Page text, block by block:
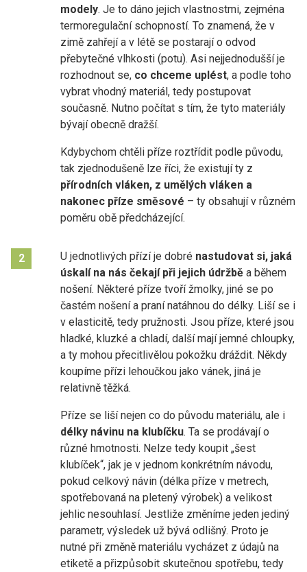
modely. Je to dáno jejich vlastnostmi, zejména
termoregulační schopností. To znamená, že v
zimě zahřejí a v létě se postarají o odvod
přebytečné vlhkosti (potu). Asi nejjednodušší je
rozhodnout se, co chceme uplést, a podle toho
vybrat vhodný materiál, tedy postupovat
současně. Nutno počítat s tím, že tyto materiály
bývají obecně dražší.
Kdybychom chtěli příze roztřídit podle původu,
tak zjednodušeně lze říci, že existují ty z
přírodních vláken, z umělých vláken a
nakonec příze směsové – ty obsahují v různém
poměru obě předcházející.
2 U jednotlivých přízí je dobré nastudovat si, jaká
úskalí na nás čekají při jejich údržbě a během
nošení. Některé příze tvoří žmolky, jiné se po
častém nošení a praní natáhnou do délky. Liší se i
v elasticitě, tedy pružnosti. Jsou příze, které jsou
hladké, kluzké a chladí, další mají jemné chloupky,
a ty mohou přecitlivělou pokožku dráždit. Někdy
koupíme přízi lehoučkou jako vánek, jiná je
relativně těžká.
Příze se liší nejen co do původu materiálu, ale i
délky návinu na klubíčku. Ta se prodávají o
různé hmotnosti. Nelze tedy koupit „šest
klubíček“, jak je v jednom konkrétním návodu,
pokud celkový návin (délka příze v metrech,
spotřebovaná na pletený výrobek) a velikost
jehlic nesouhlasí. Jestliže změníme jeden jediný
parametr, výsledek už bývá odlišný. Proto je
nutné při změně materiálu vycházet z údajů na
etiketě a přizpůsobit skutečnou spotřebu, tedy